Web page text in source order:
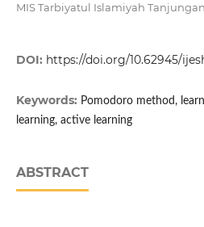
MIS Tarbiyatul Islamiyah
DOI: https://doi.org/10.62945/
Keywords: Pomodoro method,
learning, active learning
ABSTRACT